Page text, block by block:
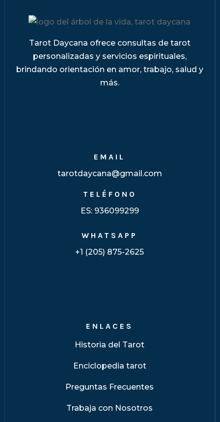
Tarot Daycana ofrece consultas de tarot
personalizadas y servicios espirituales,
brindando orientación en amor, trabajo, salud y
más.
EMAIL
tarotdaycana@gmail.com
TELÉFONO
ES: 936099299
WHATSAPP
+1 (205) 875-2625
ENLACES
Historia del Tarot
Enciclopedia tarot
Preguntas Frecuentes
Trabaja con Nosotros